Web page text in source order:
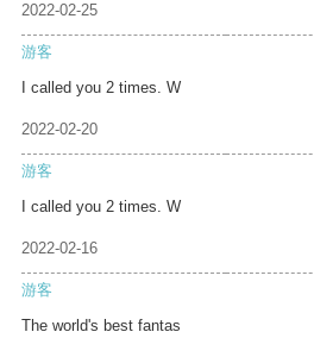
2022-02-25
游客
I called you 2 times. W
2022-02-20
游客
I called you 2 times. W
2022-02-16
游客
The world's best fantas